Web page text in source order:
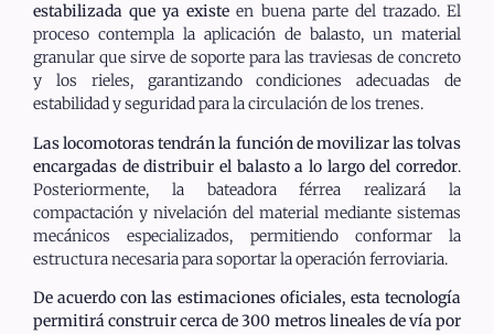
estabilizada que ya existe en buena parte del trazado. El
proceso contempla la aplicación de balasto, un material
granular que sirve de soporte para las traviesas de concreto
y los rieles, garantizando condiciones adecuadas de
estabilidad y seguridad para la circulación de los trenes.
Las locomotoras tendrán la función de movilizar las tolvas
encargadas de distribuir el balasto a lo largo del corredor.
Posteriormente, la bateadora férrea realizará la
compactación y nivelación del material mediante sistemas
mecánicos especializados, permitiendo conformar la
estructura necesaria para soportar la operación ferroviaria.
De acuerdo con las estimaciones oficiales, esta tecnología
permitirá construir cerca de 300 metros lineales de vía por